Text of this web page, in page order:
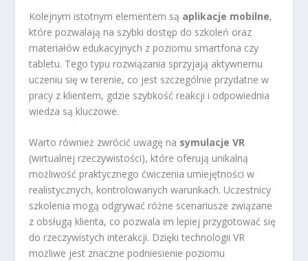
Kolejnym istotnym elementem są aplikacje mobilne,
które pozwalają na szybki dostęp do szkoleń oraz
materiałów edukacyjnych z poziomu smartfona czy
tabletu. Tego typu rozwiązania sprzyjają aktywnemu
uczeniu się w terenie, co jest szczególnie przydatne w
pracy z klientem, gdzie szybkość reakcji i odpowiednia
wiedza są kluczowe.
Warto również zwrócić uwagę na symulacje VR
(wirtualnej rzeczywistości), które oferują unikalną
możliwość praktycznego ćwiczenia umiejętności w
realistycznych, kontrolowanych warunkach. Uczestnicy
szkolenia mogą odgrywać różne scenariusze związane
z obsługą klienta, co pozwala im lepiej przygotować się
do rzeczywistych interakcji. Dzięki technologii VR
możliwe jest znaczne podniesienie poziomu